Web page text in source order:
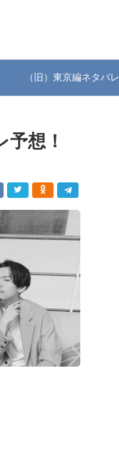
（旧）東京編ネタバレ
想！